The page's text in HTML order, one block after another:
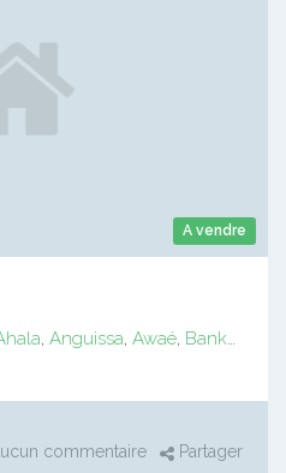
A vendre
, Anguissa, Awaé, Bankomo
commentaire Partager